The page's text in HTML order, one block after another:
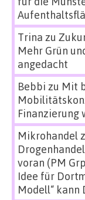
Trina zu
Mehr Grün
angedacht
Bebbi zu Mit
Finanzierung
Mikrohandel
voran (PM
Idee für
Modell“ kann